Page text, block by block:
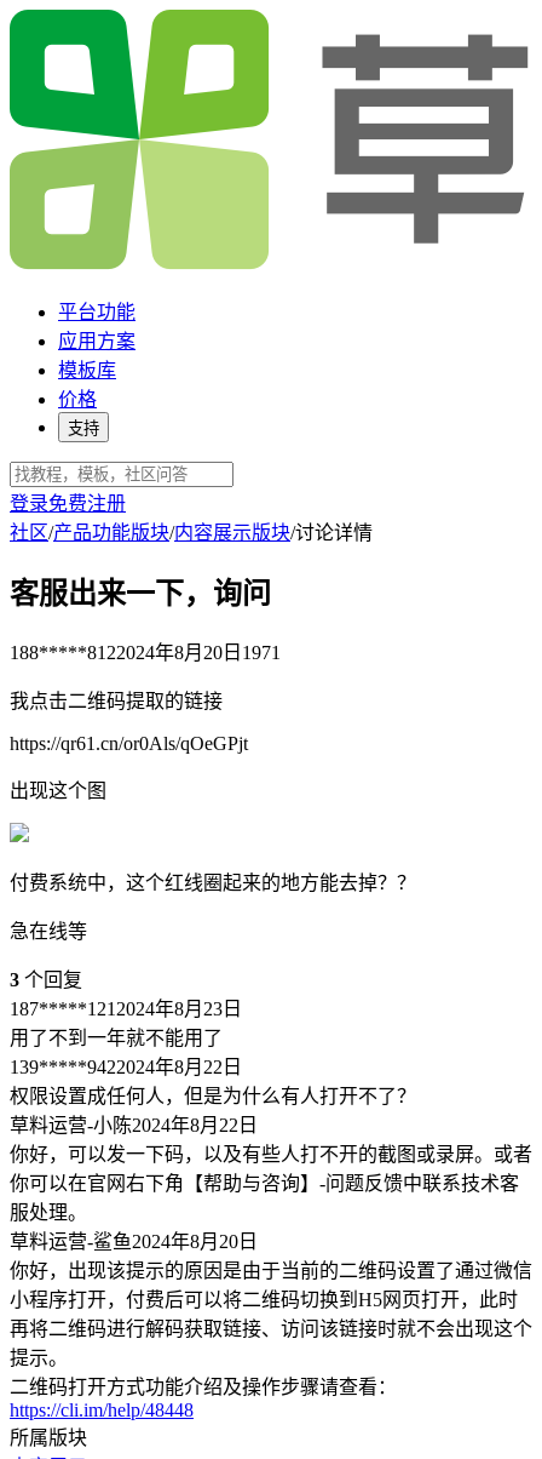
平台功能
应用方案
模板库
价格
支持
登录免费注册
社区/产品功能版块/内容展示版块/讨论详情
客服出来一下，询问
188*****8122024年8月20日 1971
我点击二维码提取的链接
https://qr61.cn/or0Als/qOeGPjt
出现这个图
付费系统中，这个红线圈起来的地方能去掉？？
急在线等
3 个回复
187*****121 2024年8月23日
用了不到一年就不能用了
139*****9422024年8月22日
权限设置成任何人，但是为什么有人打开不了？
草料运营-小陈2024年8月22日
你好，可以发一下码，以及有些人打不开的截图或录屏。或者
你可以在官网右下角【帮助与咨询】-问题反馈中联系技术客
服处理。
草料运营-鲨鱼2024年8月20日
你好，出现该提示的原因是由于当前的二维码设置了通过微信
小程序打开，付费后可以将二维码切换到H5网页打开，此时
再将二维码进行解码获取链接、访问该链接时就不会出现这个
提示。
二维码打开方式功能介绍及操作步骤请查看：
https://cli.im/help/48448
所属版块